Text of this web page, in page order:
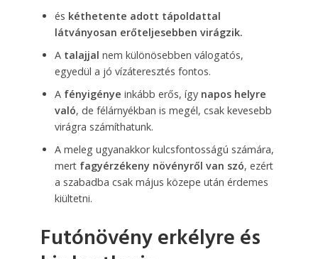
és kéthetente adott tápoldattal
látványosan erőteljesebben virágzik.
A talajjal nem különösebben válogatós,
egyedül a jó vízáteresztés fontos.
A fényigénye inkább erős, így napos helyre
való, de félárnyékban is megél, csak kevesebb
virágra számíthatunk.
A meleg ugyanakkor kulcsfontosságú számára,
mert fagyérzékeny növényről van szó, ezért
a szabadba csak május közepe után érdemes
kiültetni.
Futónövény erkélyre és